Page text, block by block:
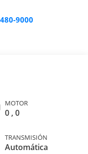
9000
MOTOR
0 , 0
TRANSMISIÓN
Automática